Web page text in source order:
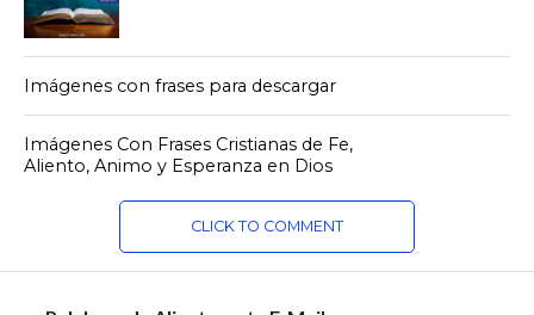
Imágenes con frases para descargar
Imágenes Con Frases Cristianas de Fe,
Aliento, Animo y Esperanza en Dios
CLICK TO COMMENT